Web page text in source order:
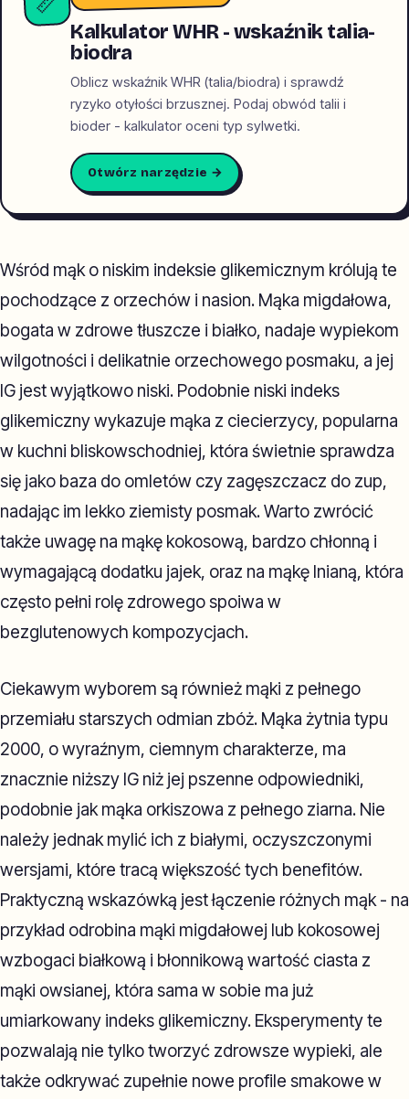
Kalkulator WHR - wskaźnik talia-
biodra
Oblicz wskaźnik WHR (talia/biodra) i sprawdź
ryzyko otyłości brzusznej. Podaj obwód talii i
bioder - kalkulator oceni typ sylwetki.
Otwórz narzędzie →
Wśród mąk o niskim indeksie glikemicznym królują te
pochodzące z orzechów i nasion. Mąka migdałowa,
bogata w zdrowe tłuszcze i białko, nadaje wypiekom
wilgotności i delikatnie orzechowego posmaku, a jej
IG jest wyjątkowo niski. Podobnie niski indeks
glikemiczny wykazuje mąka z ciecierzycy, popularna
w kuchni bliskowschodniej, która świetnie sprawdza
się jako baza do omletów czy zagęszczacz do zup,
nadając im lekko ziemisty posmak. Warto zwrócić
także uwagę na mąkę kokosową, bardzo chłonną i
wymagającą dodatku jajek, oraz na mąkę lnianą, która
często pełni rolę zdrowego spoiwa w
bezglutenowych kompozycjach.
Ciekawym wyborem są również mąki z pełnego
przemiału starszych odmian zbóż. Mąka żytnia typu
2000, o wyraźnym, ciemnym charakterze, ma
znacznie niższy IG niż jej pszenne odpowiedniki,
podobnie jak mąka orkiszowa z pełnego ziarna. Nie
należy jednak mylić ich z białymi, oczyszczonymi
wersjami, które tracą większość tych benefitów.
Praktyczną wskazówką jest łączenie różnych mąk - na
przykład odrobina mąki migdałowej lub kokosowej
wzbogaci białkową i błonnikową wartość ciasta z
mąki owsianej, która sama w sobie ma już
umiarkowany indeks glikemiczny. Eksperymenty te
pozwalają nie tylko tworzyć zdrowsze wypieki, ale
także odkrywać zupełnie nowe profile smakowe w